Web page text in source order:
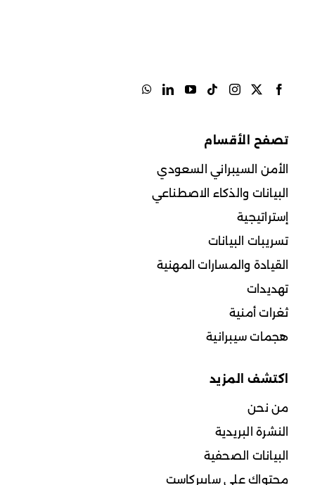
تصفح الأقسام
الأمن السيبراني السعودي
البيانات والذكاء الاصطناعي
إستراتيجية
تسريبات البيانات
القيادة والمسارات المهنية
تهديدات
ثغرات أمنية
هجمات سيبرانية
اكتشف المزيد
من نحن
النشرة البريدية
البيانات الصحفية
محتواك على سايبركاست